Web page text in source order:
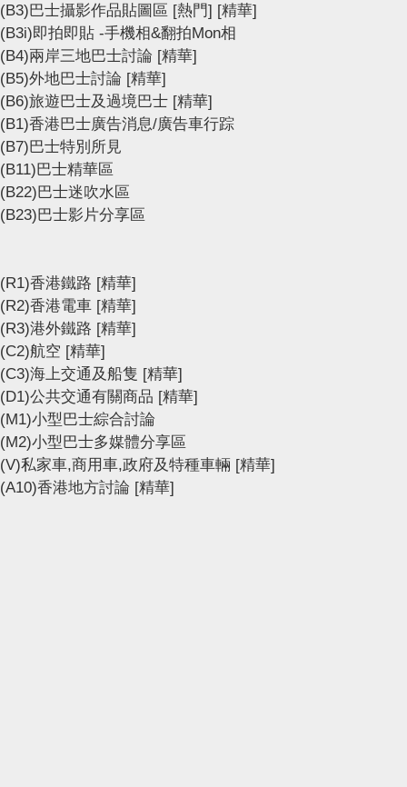
(B3)巴士攝影作品貼圖區 [熱門] [精華]
(B3i)即拍即貼 -手機相&翻拍Mon相
(B4)兩岸三地巴士討論 [精華]
(B5)外地巴士討論 [精華]
(B6)旅遊巴士及過境巴士 [精華]
(B1)香港巴士廣告消息/廣告車行踪
(B7)巴士特別所見
(B11)巴士精華區
(B22)巴士迷吹水區
(B23)巴士影片分享區
(R1)香港鐵路 [精華]
(R2)香港電車 [精華]
(R3)港外鐵路 [精華]
(C2)航空 [精華]
(C3)海上交通及船隻 [精華]
(D1)公共交通有關商品 [精華]
(M1)小型巴士綜合討論
(M2)小型巴士多媒體分享區
(V)私家車,商用車,政府及特種車輛 [精華]
(A10)香港地方討論 [精華]